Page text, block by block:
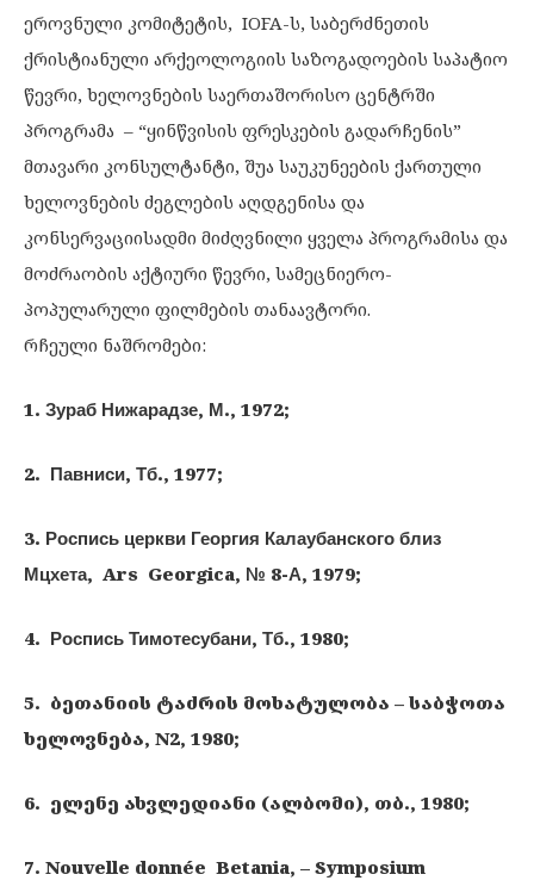
ეროვნული კომიტეტის, IOFA-ს, საბერძნეთის
ქრისტიანული არქეოლოგიის საზოგადოების საპატიო
წევრი, ხელოვნების საერთაშორისო ცენტრში
პროგრამა – “ყინწვისის ფრესკების გადარჩენის”
მთავარი კონსულტანტი, შუა საუკუნეების ქართული
ხელოვნების ძეგლების აღდგენისა და
კონსერვაციისადმი მიძღვნილი ყველა პროგრამისა და
მოძრაობის აქტიური წევრი, სამეცნიერო-
პოპულარული ფილმების თანაავტორი.
რჩეული ნაშრომები:
1. Зураб Нижарадзе, М., 1972;
2. Павниси, Тб., 1977;
3. Роспись церкви Георгия Калаубанского близ
Мцхета, Ars Georgica, № 8-А, 1979;
4. Роспись Тимотесубани, Тб., 1980;
5. ბეთანიის ტაძრის მოხატულობა – საბჭოთა
ხელოვნება, N2, 1980;
6. ელენე ახვლედიანი (ალბომი), თბ., 1980;
7. Nouvelle donnée Betania, – Symposium